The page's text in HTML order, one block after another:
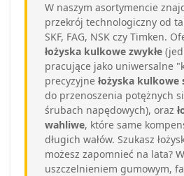
W naszym asortymencie
przekrój technologiczny od
SKF, FAG, NSK czy Timken.
łożyska kulkowe zwykłe
pracujące jako uniwersalne
precyzyjne łożyska kulkowe
do przenoszenia potężnych
śrubach napędowych), oraz
wahliwe, które same
długich wałów. Szukasz
możesz zapomnieć na lata?
uszczelnieniem gumowym,